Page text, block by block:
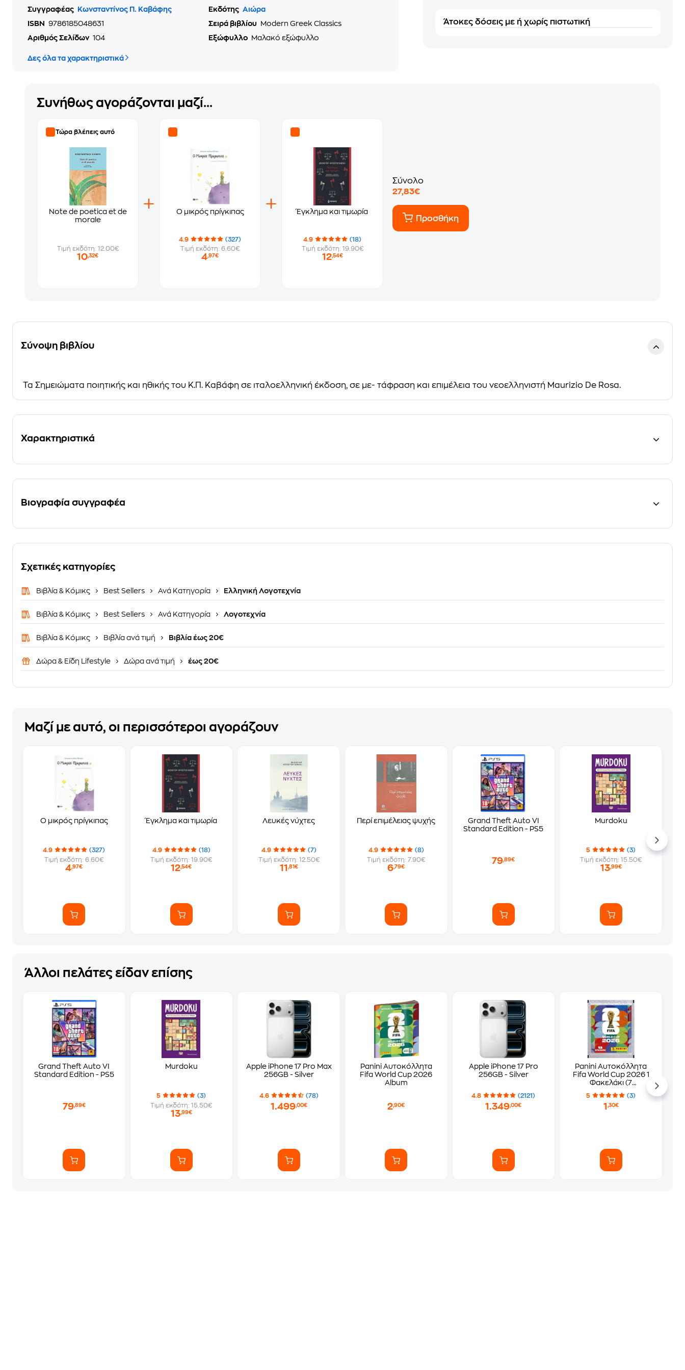
Συγγραφέας Κωνσταντίνος Π. Καβάφης Εκδότης Αιώρα
ISBN
9786185048631 Σειρά βιβλίου
Modern Greek Classics
Αριθμός Σελίδων 104 Εξώφυλλο Μαλακό εξώφυλλο
Δες όλα τα χαρακτηριστικά
Άτοκες δόσεις με ή χωρίς πιστωτική
Συνήθως αγοράζονται μαζί...
Τώρα βλέπεις αυτό
Note de poetica et de
morale
Τιμή εκδότη: 12.00€
10,32€
Ο μικρός πρίγκιπας
4.9
(327)
Τιμή εκδότη: 6.60€
4,97€
Έγκλημα και τιμωρία
4.9
(18)
Τιμή εκδότη: 19.90€
12,54€
Σύνολο
27,83€
Προσθήκη
Σύνοψη βιβλίου
Τα Σημειώματα ποιητικής και ηθικής του Κ.Π. Καβάφη σε ιταλοελληνική έκδοση, σε με- τάφραση και επιμέλεια του νεοελληνιστή Maurizio De Rosa.
Χαρακτηριστικά
Βιογραφία συγγραφέα
Σχετικές κατηγορίες
Βιβλία & Κόμικς Best Sellers Ανά Κατηγορία Ελληνική Λογοτεχνία
Βιβλία & Κόμικς Best Sellers Ανά Κατηγορία Λογοτεχνία
Βιβλία & Κόμικς Βιβλία ανά τιμή Βιβλία έως 20€
Δώρα & Είδη Lifestyle Δώρα ανά τιμή έως 20€
Μαζί με αυτό, οι περισσότεροι αγοράζουν
Ο μικρός πρίγκιπας
4.9
(327)
Τιμή εκδότη: 6.60€
4,97€
Έγκλημα και τιμωρία
4.9
(18)
Τιμή εκδότη: 19.90€
12,54€
Λευκές νύχτες
4.9
(7)
Τιμή εκδότη: 12.50€
11 ,81€
Περί επιμέλειας ψυχής
4.9
(8)
Τιμή εκδότη: 7.90€
6,79€
Grand Theft Auto VI
Standard Edition - PS5
79,89€
Murdoku
5
(3)
Τιμή εκδότη: 15.50€
13,99€
Άλλοι πελάτες είδαν επίσης
Grand Theft Auto VI
Standard Edition - PS5
79,89€
Murdoku
5
(3)
Τιμή εκδότη: 15.50€
13,99€
Apple iPhone 17 Pro Max
256GB - Silver
4.6 (78)
1.499,00€
Panini Αυτοκόλλητα
Fifa World Cup 2026
Album
2,90€
Apple iPhone 17 Pro
256GB - Silver
4.8 (2121)
1.349,00€
Panini Αυτοκόλλητα
Fifa World Cup 2026 1
Φακελάκι (7
Αυτοκόλλητα)
5 (3)
1 ,30€